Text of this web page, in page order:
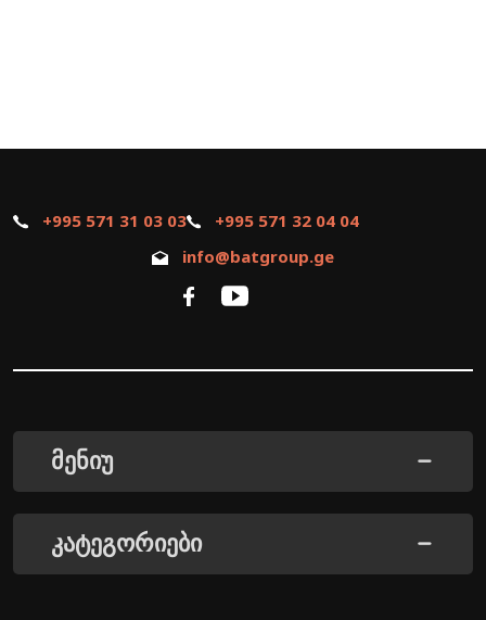
+995 571 31 03 03
+995 571 32 04 04
info@batgroup.ge
მენიუ
კატეგორიები